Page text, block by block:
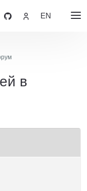
EN
в